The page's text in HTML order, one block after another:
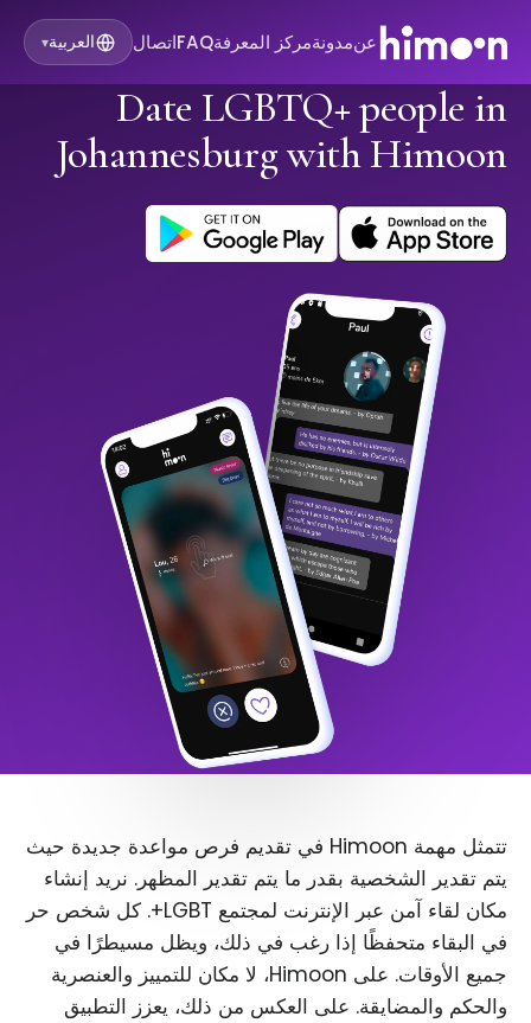
عنمدونةمركز المعرفةFAQاتصال العربية▾
Date LGBTQ+ people in
Johannesburg with Himoon
تتمثل مهمة Himoon في تقديم فرص مواعدة جديدة حيث
يتم تقدير الشخصية بقدر ما يتم تقدير المظهر. نريد إنشاء
مكان لقاء آمن عبر الإنترنت لمجتمع LGBT+. كل شخص حر
في البقاء متحفظًا إذا رغب في ذلك، ويظل مسيطرًا في
جميع الأوقات. على Himoon، لا مكان للتمييز والعنصرية
والحكم والمضايقة. على العكس من ذلك، يعزز التطبيق